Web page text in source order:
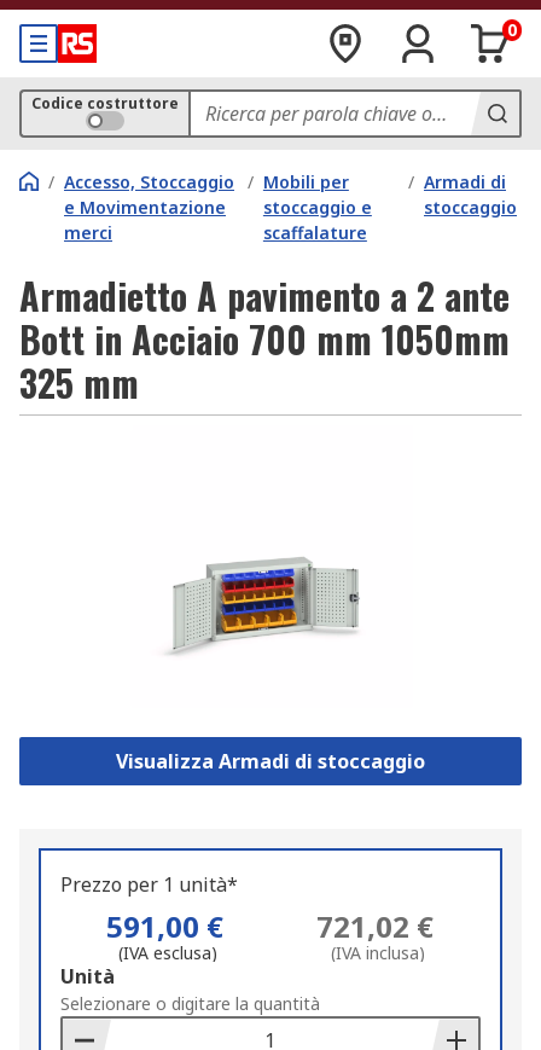
0
Codice costruttore
/ Accesso, Stoccaggio
e Movimentazione
merci
/ Mobili per
stoccaggio e
scaffalature
/ Armadi di
stoccaggio
Armadietto A pavimento a 2 ante
Bott in Acciaio 700 mm 1050mm
325 mm
Visualizza Armadi di stoccaggio
Prezzo per 1 unità*
591,00 €
(IVA esclusa)
721,02 €
(IVA inclusa)
Add
to
Basket
Unità
Selezionare o digitare la quantità